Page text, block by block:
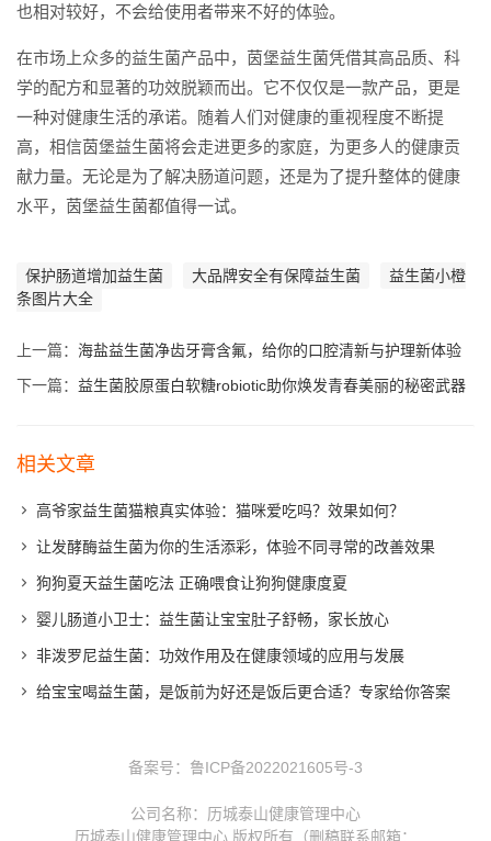
也相对较好，不会给使用者带来不好的体验。
在市场上众多的益生菌产品中，茵堡益生菌凭借其高品质、科
学的配方和显著的功效脱颖而出。它不仅仅是一款产品，更是
一种对健康生活的承诺。随着人们对健康的重视程度不断提
高，相信茵堡益生菌将会走进更多的家庭，为更多人的健康贡
献力量。无论是为了解决肠道问题，还是为了提升整体的健康
水平，茵堡益生菌都值得一试。
保护肠道增加益生菌 大品牌安全有保障益生菌
益生菌小橙
条图片大全
上一篇： 海盐益生菌净齿牙膏含氟，给你的口腔清新与护理新体验
下一篇： 益生菌胶原蛋白软糖robiotic助你焕发青春美丽的秘密武器
相关文章
高爷家益生菌猫粮真实体验：猫咪爱吃吗？效果如何？
让发酵酶益生菌为你的生活添彩，体验不同寻常的改善效果
狗狗夏天益生菌吃法 正确喂食让狗狗健康度夏
婴儿肠道小卫士：益生菌让宝宝肚子舒畅，家长放心
非泼罗尼益生菌：功效作用及在健康领域的应用与发展
给宝宝喝益生菌，是饭前为好还是饭后更合适？专家给你答案
备案号： 鲁ICP备2022021605号-3
公司名称：历城泰山健康管理中心
历城泰山健康管理中心 版权所有（删稿联系邮箱：